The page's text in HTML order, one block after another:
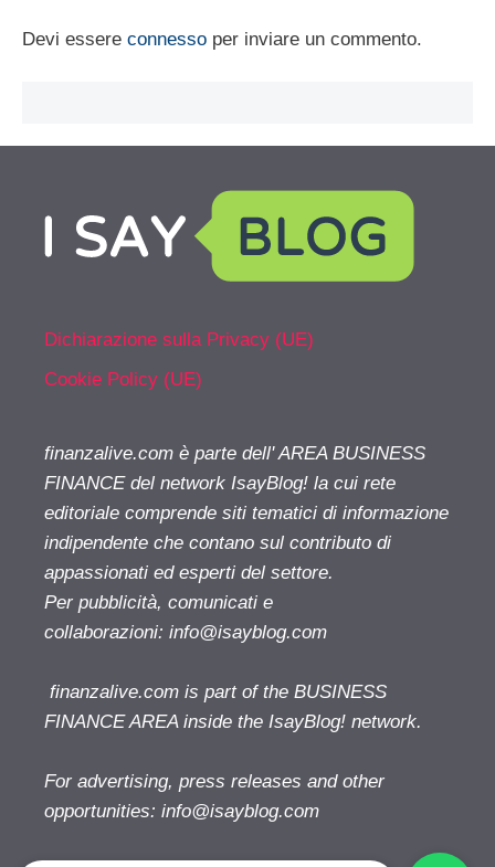
Devi essere connesso per inviare un commento.
Dichiarazione sulla Privacy (UE)
Cookie Policy (UE)
finanzalive.com è parte dell' AREA BUSINESS
FINANCE del network IsayBlog! la cui rete
editoriale comprende siti tematici di informazione
indipendente che contano sul contributo di
appassionati ed esperti del settore.
Per pubblicità, comunicati e
collaborazioni: info@isayblog.com
finanzalive.com is part of the BUSINESS
FINANCE AREA inside the IsayBlog! network.
For advertising, press releases and other
opportunities: info@isayblog.com